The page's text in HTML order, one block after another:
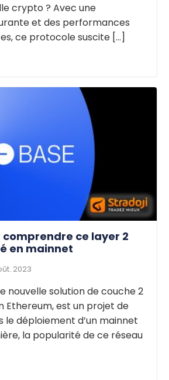
crypto ? Avec une
et des performances
ce protocole suscite [...]
comprendre ce layer 2
en mainnet
2023
nouvelle solution de couche 2
Ethereum, est un projet de
le déploiement d’un mainnet
la popularité de ce réseau